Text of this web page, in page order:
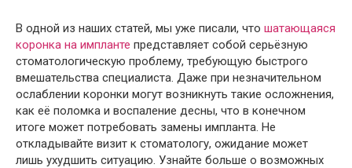
В одной из наших статей, мы уже писали, что шатающаяся
коронка на импланте представляет собой серьёзную
стоматологическую проблему, требующую быстрого
вмешательства специалиста. Даже при незначительном
ослаблении коронки могут возникнуть такие осложнения,
как её поломка и воспаление десны, что в конечном
итоге может потребовать замены импланта. Не
откладывайте визит к стоматологу, ожидание может
лишь ухудшить ситуацию. Узнайте больше о возможных